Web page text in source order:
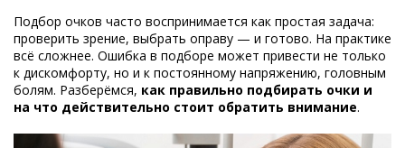
Подбор очков часто воспринимается как простая задача:
проверить зрение, выбрать оправу — и готово. На практике
всё сложнее. Ошибка в подборе может привести не только
к дискомфорту, но и к постоянному напряжению, головным
болям. Разберёмся, как правильно подбирать очки и
на что действительно стоит обратить внимание.